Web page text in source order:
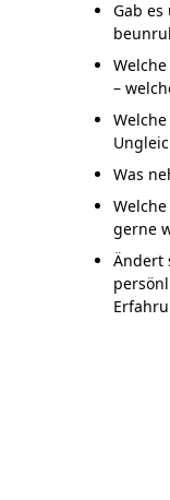
Gab
–
Was
gerne
Ändert